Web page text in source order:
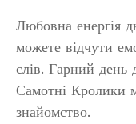
Любовна енергія
можете відчути
слів. Гарний день
Самотні Кролики
знайомство.